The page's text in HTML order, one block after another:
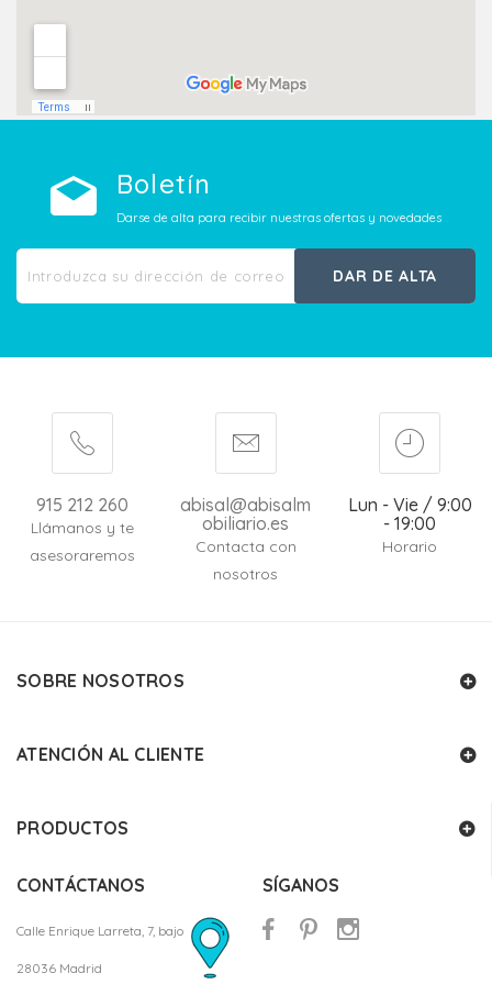
Boletín
Darse de alta para recibir nuestras ofertas y novedades
DAR DE ALTA
915 212 260
Llámanos y te
asesoraremos
abisal@abisalm
obiliario.es
Contacta con
nosotros
Lun - Vie / 9:00
- 19:00
Horario
SOBRE NOSOTROS
ATENCIÓN AL CLIENTE
PRODUCTOS
CONTÁCTANOS
Calle Enrique Larreta, 7, bajo
28036 Madrid
SÍGANOS